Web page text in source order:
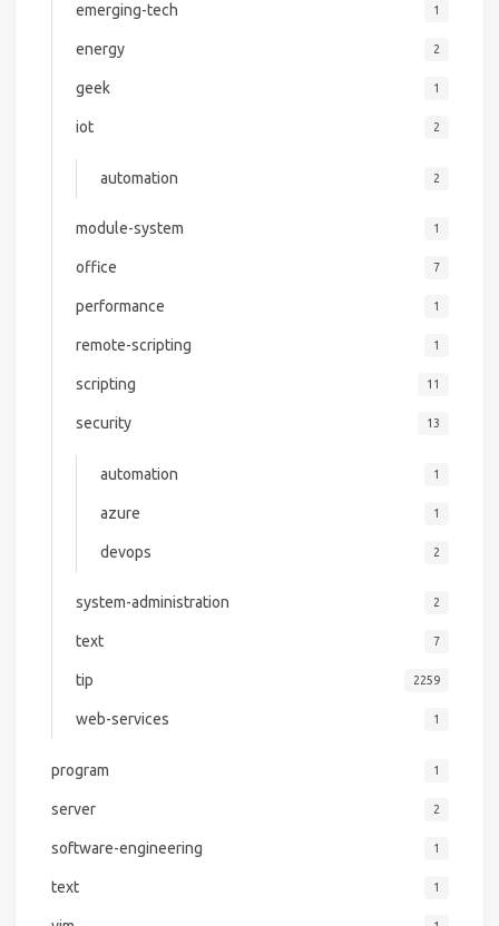
emerging-tech 1
energy 2
geek 1
iot 2
automation 2
module-system 1
office 7
performance 1
remote-scripting 1
scripting 11
security 13
automation 1
azure 1
devops 2
system-administration 2
text 7
tip 2259
web-services 1
program 1
server 2
software-engineering 1
text 1